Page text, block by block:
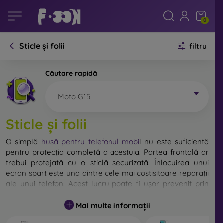
0
Sticle și folii filtru
Căutare rapidă
Moto G15
Sticle și folii
O simplă husă pentru telefonul mobil nu este suficientă
pentru protecția completă a acestuia. Partea frontală ar
trebui protejată cu o sticlă securizată. Înlocuirea unui
ecran spart este una dintre cele mai costisitoare reparații
ale unui telefon. Acest lucru poate fi ușor prevenit prin
Deși nu există sticlă indestructibilă pentru telefon, în
Mai multe informații